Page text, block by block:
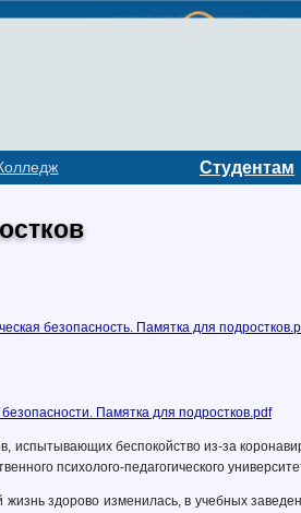
Студентам
безопасность. Памятка для
Памятка для подростков.pdf
испытывающих беспокойство из-за
психолого-педагогического
жизнь здорово изменилась, в учебных